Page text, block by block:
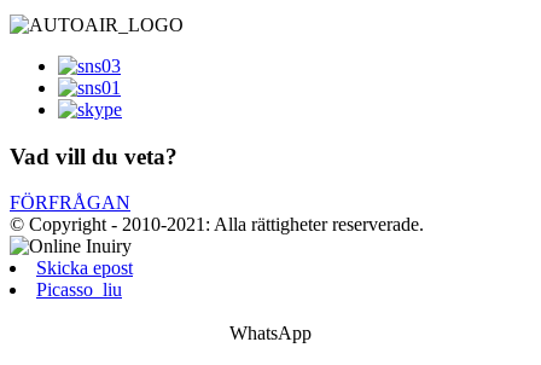
Vad vill du veta?
FÖRFRÅGAN
© Copyright - 2010-2021: Alla rättigheter reserverade.
Skicka epost
Picasso_liu
WhatsApp